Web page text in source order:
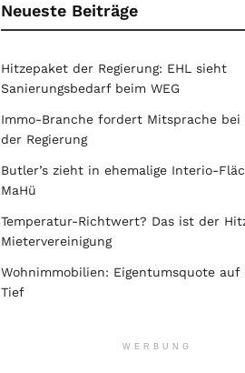
Neueste Beiträge
Hitzepaket der Regierung: EHL sieht
Sanierungsbedarf beim WEG
Immo-Branche fordert Mitsprache bei
der Regierung
Butler’s zieht in ehemalige Interio-
MaHü
Temperatur-Richtwert? Das ist der
Mietervereinigung
Wohnimmobilien: Eigentumsquote
Tief
WERBUNG